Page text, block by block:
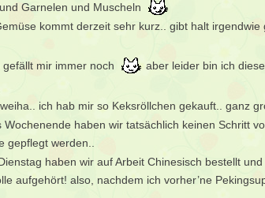
Garnelen und Muscheln
kommt derzeit sehr kurz.. gibt halt irgendwie
gefällt mir immer noch
aber leider bin ich
ich hab mir so Keksröllchen gekauft.. ganz
Wochenende haben wir tatsächlich keinen Schritt
gepflegt werden..
haben wir auf Arbeit Chinesisch bestellt
aufgehört! also, nachdem ich vorher’ne